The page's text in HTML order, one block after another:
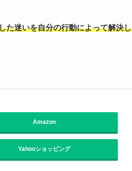
た迷いを自分の行動によって解決し
Amazon
Yahooショッピング